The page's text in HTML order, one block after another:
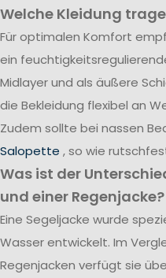
Welche Kleidung
Für optimalen Komfort
ein
Midlayer und als äußere
die Bekleidung flexibel an
Zudem sollte bei nassen
Salopette , so wie
Was ist der
und einer Regenjacke?
Eine Segeljacke wurde
Wasser entwickelt. Im
Regenjacken verfügt sie